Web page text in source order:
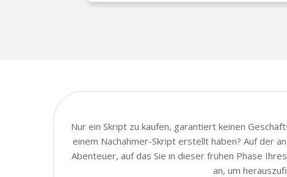
Nur ein Skript zu kaufen, garantiert keinen
einem Nachahmer-Skript erstellt haben? Auf der
Abenteuer, auf das Sie in dieser frühen Phase
an, um